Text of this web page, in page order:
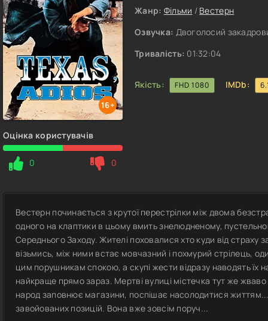
16+
Оцінка користувачів
0 0
Жанр: Фільми / Вестерн
Озвучка: Двоголосий
Тривалість: 01:32:04
Якість: FHD 1080 IMDb:
Вестерн починається з крутої перестрілки між двома
одного на клаптики в цьому вмить знелюдненому,
Середнього Заходу. Жителі поховалися хто куди від страху
візьмись, між ними встає мовчазний і похмурий стрілець,
цим порушникам спокою, а скупі жести відразу наводять їх
найкраще прямо зараз. Мертві вулиці містечка тут же
народ заповнює магазини, поспішає насолодитися життям...
завойованих позицій. Вона вже зовсім поруч...